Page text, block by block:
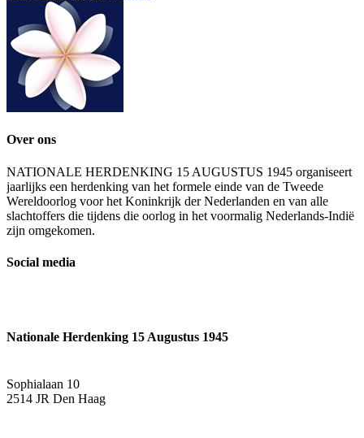
Over ons
NATIONALE HERDENKING 15 AUGUSTUS 1945 organiseert
jaarlijks een herdenking van het formele einde van de Tweede
Wereldoorlog voor het Koninkrijk der Nederlanden en van alle
slachtoffers die tijdens die oorlog in het voormalig Nederlands-Indië
zijn omgekomen.
Social media
Nationale Herdenking 15 Augustus 1945
Sophialaan 10
2514 JR Den Haag